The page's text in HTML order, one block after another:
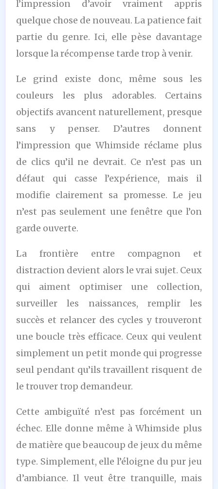
l’impression d’avoir vraiment appris
quelque chose de nouveau. La patience fait
partie du genre. Ici, elle pèse davantage
lorsque la récompense tarde trop à venir.
Le grind existe donc, même sous les
couleurs les plus adorables. Certains
objectifs avancent naturellement, presque
sans y penser. D’autres donnent
l’impression que Whimside réclame plus
de clics qu’il ne devrait. Ce n’est pas un
défaut qui casse l’expérience, mais il
modifie clairement sa promesse. Le jeu
n’est pas seulement une fenêtre que l’on
garde ouverte.
La frontière entre compagnon et
distraction devient alors le vrai sujet. Ceux
qui aiment optimiser une collection,
surveiller les naissances, remplir les
succès et relancer des cycles y trouveront
une boucle très efficace. Ceux qui veulent
simplement un petit monde qui progresse
seul pendant qu’ils travaillent risquent de
le trouver trop demandeur.
Cette ambiguïté n’est pas forcément un
échec. Elle donne même à Whimside plus
de matière que beaucoup de jeux du même
type. Simplement, elle l’éloigne du pur jeu
d’ambiance. Il veut être tranquille, mais